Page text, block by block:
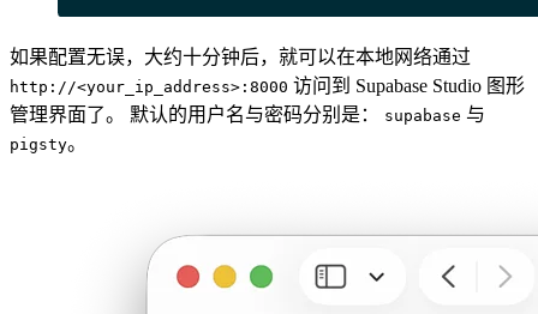
如果配置无误，大约十分钟后，就可以在本地网络通过
http://<your_ip_address>:8000 访问到 Supabase Studio 图形
管理界面了。 默认的用户名与密码分别是：
supabase 与
pigsty。